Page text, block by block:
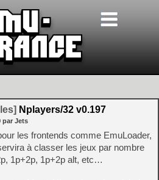
Nplayers/32 v0.197
par Jets
les frontends comme EmuLoader,
à classer les jeux par nombre
1p+2p, 1p+2p alt, etc…